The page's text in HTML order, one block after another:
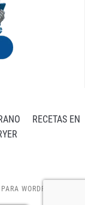
RECETAS EN
WORDPRESS POR